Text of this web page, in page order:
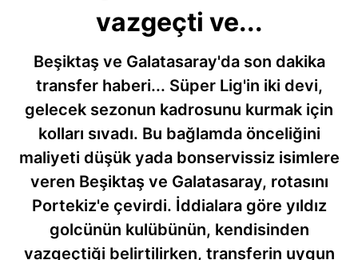
vazgeçti ve...
Beşiktaş ve Galatasaray'da son dakika
transfer haberi... Süper Lig'in iki devi,
gelecek sezonun kadrosunu kurmak için
kolları sıvadı. Bu bağlamda önceliğini
maliyeti düşük yada bonservissiz isimlere
veren Beşiktaş ve Galatasaray, rotasını
Portekiz'e çevirdi. İddialara göre yıldız
golcünün kulübünün, kendisinden
vazgeçtiği belirtilirken, transferin uygun